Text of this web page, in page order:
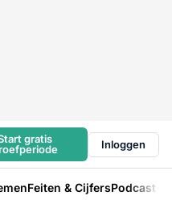
gratis
Inloggen
Feiten & CijfersPodcast